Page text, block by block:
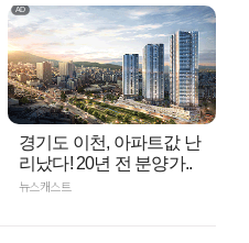
경기도 이천, 아파트값 난
리났다! 20년 전 분양가..
뉴스캐스트